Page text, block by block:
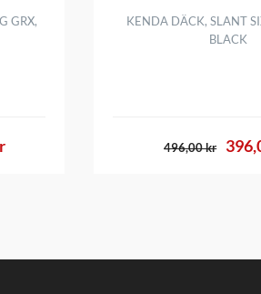
GRX,
KENDA DÄCK, SLANT
BLACK
496,00 kr